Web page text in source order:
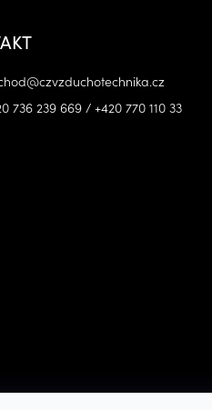
@czvzduchotechnika.cz
736 239 669 / +420 770 110 33